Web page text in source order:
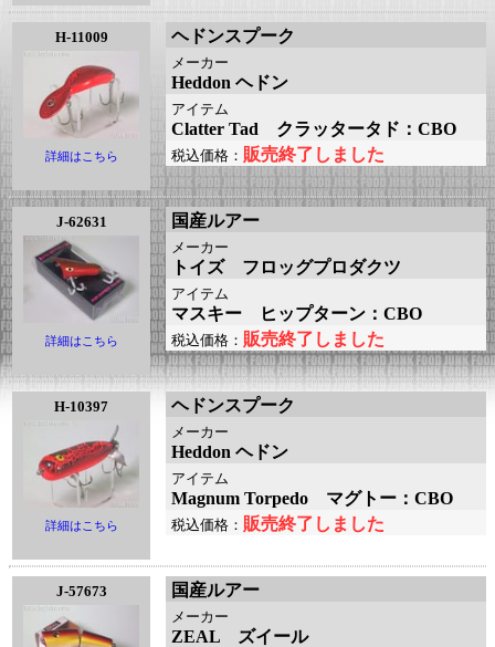
H-11009
詳細はこちら
ヘドンスプーク
メーカー
Heddon ヘドン
アイテム
Clatter Tad クラッタータド：CBO
税込価格： 販売終了しました
J-62631
詳細はこちら
国産ルアー
メーカー
トイズ フロッグプロダクツ
アイテム
マスキー ヒップターン：CBO
税込価格： 販売終了しました
H-10397
詳細はこちら
ヘドンスプーク
メーカー
Heddon ヘドン
アイテム
Magnum Torpedo マグトー：CBO
税込価格： 販売終了しました
J-57673 国産ルアー
メーカー
ZEAL ズイール